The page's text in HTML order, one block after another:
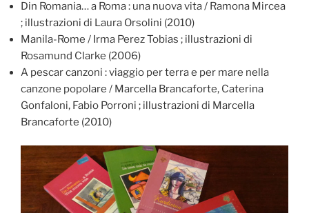
Din Romania… a Roma : una nuova vita / Ramona Mircea
; illustrazioni di Laura Orsolini (2010)
Manila-Rome / Irma Perez Tobias ; illustrazioni di
Rosamund Clarke (2006)
A pescar canzoni : viaggio per terra e per mare nella
canzone popolare / Marcella Brancaforte, Caterina
Gonfaloni, Fabio Porroni ; illustrazioni di Marcella
Brancaforte (2010)